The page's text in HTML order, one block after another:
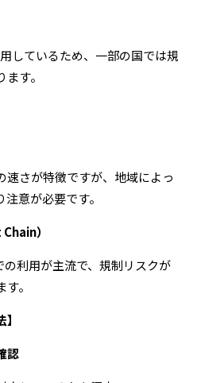
しているため、一部の国では規
す。
速さが特徴ですが、地域によっ
意が必要です。
）
利用が主流で、規制リスクが
。
認